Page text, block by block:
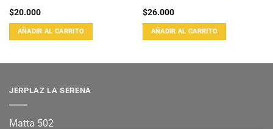
$20.000
AÑADIR AL CARRITO
$26.000
AÑADIR AL CARRITO
JERPLAZ LA SERENA
Matta 502